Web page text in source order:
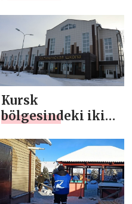
yaklaşık 500 aileye
hukuki ve hedefli
yardım sağladı
Kursk
bölgesindeki iki
Rusya’nın
desteğiyle büyük
çaplı tadilatlardan
geçti